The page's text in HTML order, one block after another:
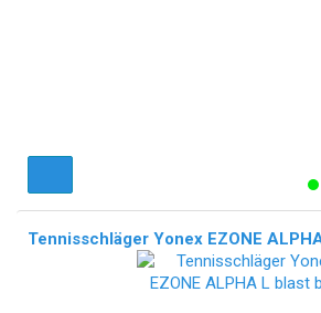
Tennisschläger Yonex EZONE